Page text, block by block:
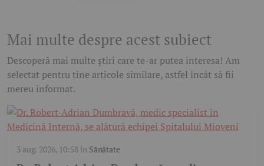
Mai multe despre acest subiect
Descoperă mai multe știri care te-ar putea interesa! Am
selectat pentru tine articole similare, astfel încât să fii
mereu informat.
3 aug. 2026, 10:58în Sănătate